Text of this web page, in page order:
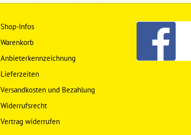
Shop-Infos
Warenkorb
Anbieterkennzeichnung
Lieferzeiten
Versandkosten und Bezahlung
Widerrufsrecht
Vertrag widerrufen